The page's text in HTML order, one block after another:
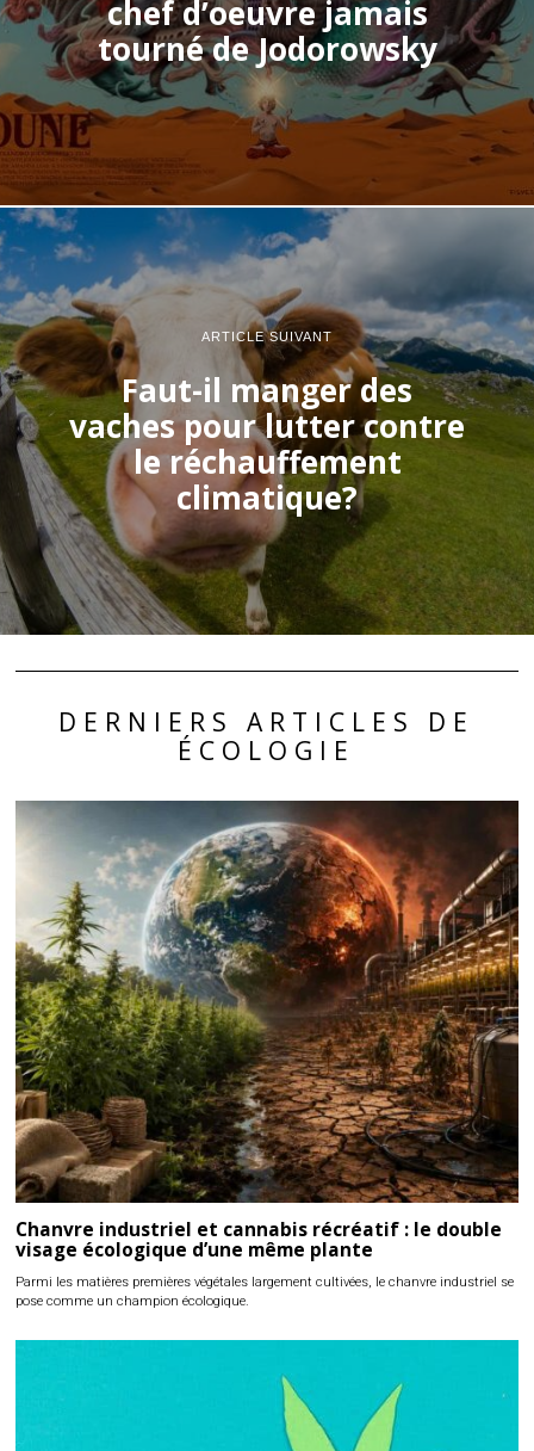
chef d’oeuvre jamais
tourné de Jodorowsky
ARTICLE SUIVANT
Faut-il manger des
vaches pour lutter contre
le réchauffement
climatique?
DERNIERS ARTICLES DE
ÉCOLOGIE
Chanvre industriel et cannabis récréatif : le double
visage écologique d’une même plante
Parmi les matières premières végétales largement cultivées, le chanvre industriel se
pose comme un champion écologique.